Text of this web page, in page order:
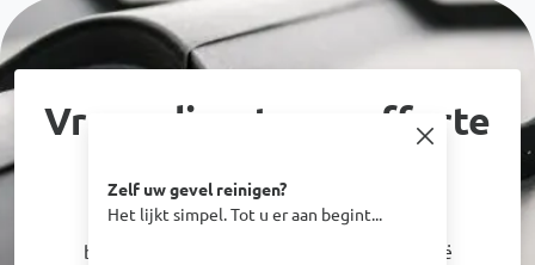
Zelf uw gevel reinigen?
Het lijkt simpel. Tot u er aan begint...
Vraag direct een offerte
Sinds 2004 hebben wij vele woningen en
bedrijfspanden in heel Nederland en België